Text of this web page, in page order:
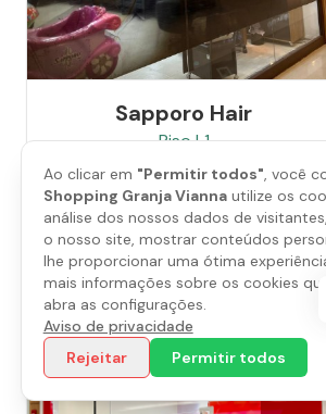
Ao clicar em "Permitir todos", você
Shopping Granja Viannautilize os
análise dos nossos dados de
o nosso site, mostrar conteúdos
lhe proporcionar uma ótima
mais informações sobre os cookies
abra as configurações.
Aviso de privacidade
Rejeitar
Permitir todos
Sapporo Hair
PisoL1
(11) 4612-1783
Saiba mais